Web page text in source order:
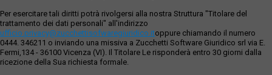
Per esercitare tali diritti potrà rivolgersi alla nostra Struttura "Titolare del
trattamento dei dati personali" all'indirizzo
ufficio.privacy@zucchettisofwaregiuridico.itoppure chiamando il numero
0444. 346211 o inviando una missiva a Zucchetti Software Giuridico srl via E.
Fermi,134 - 36100 Vicenza (VI). Il Titolare Le risponderà entro 30 giorni dalla
ricezione della Sua richiesta formale.